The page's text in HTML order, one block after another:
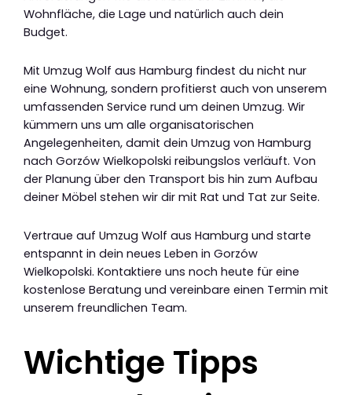
Wohnfläche, die Lage und natürlich auch dein
Budget.
Mit Umzug Wolf aus Hamburg findest du nicht nur
eine Wohnung, sondern profitierst auch von unserem
umfassenden Service rund um deinen Umzug. Wir
kümmern uns um alle organisatorischen
Angelegenheiten, damit dein Umzug von Hamburg
nach Gorzów Wielkopolski reibungslos verläuft. Von
der Planung über den Transport bis hin zum Aufbau
deiner Möbel stehen wir dir mit Rat und Tat zur Seite.
Vertraue auf Umzug Wolf aus Hamburg und starte
entspannt in dein neues Leben in Gorzów
Wielkopolski. Kontaktiere uns noch heute für eine
kostenlose Beratung und vereinbare einen Termin mit
unserem freundlichen Team.
Wichtige Tipps